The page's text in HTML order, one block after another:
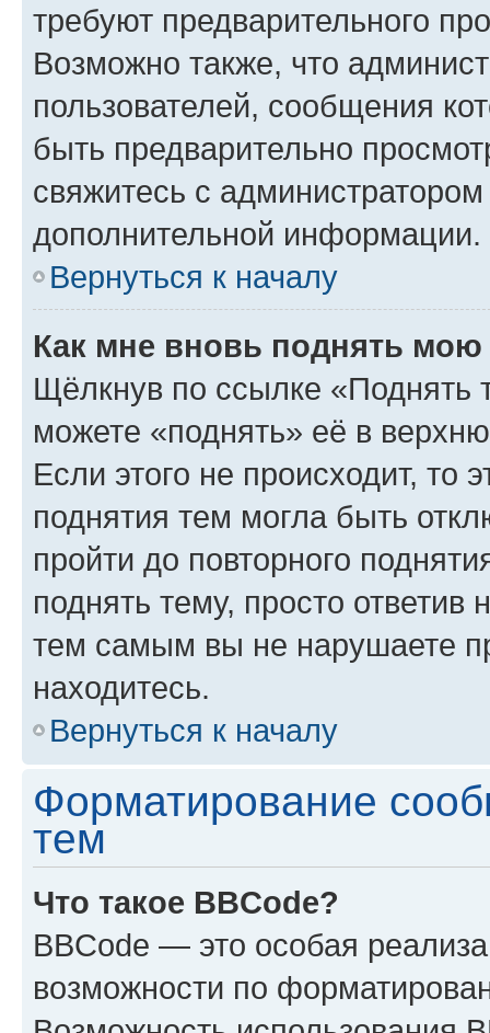
требуют предварительного
Возможно также, что
пользователей, сообщения
быть предварительно
свяжитесь с
дополнительной информации.
Вернуться к началу
Как мне вновь поднять мою
Щёлкнув по ссылке «Поднять
можете «поднять» её в
Если этого не происходит, то
поднятия тем могла быть
пройти до повторного
поднять тему, просто ответив
тем самым вы не нарушаете
находитесь.
Вернуться к началу
Форматирование
тем
Что такое BBCode?
BBCode — это особая
возможности по